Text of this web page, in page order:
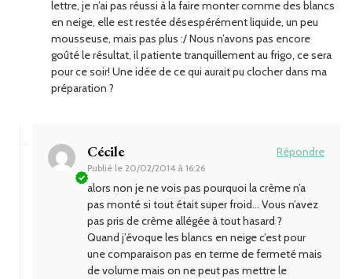
lettre, je n’ai pas réussi à la faire monter comme des blancs
en neige, elle est restée désespérément liquide, un peu
mousseuse, mais pas plus :/ Nous n’avons pas encore
goûté le résultat, il patiente tranquillement au frigo, ce sera
pour ce soir! Une idée de ce qui aurait pu clocher dans ma
préparation ?
Cécile
Publié le 20/02/2014 à 16:26
Répondre
alors non je ne vois pas pourquoi la crème n’a
pas monté si tout était super froid… Vous n’avez
pas pris de crème allégée à tout hasard ?
Quand j’évoque les blancs en neige c’est pour
une comparaison pas en terme de fermeté mais
de volume mais on ne peut pas mettre le